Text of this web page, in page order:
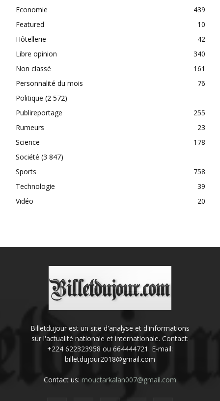
Economie
439
Featured
10
Hôtellerie
42
Libre opinion
340
Non classé
161
Personnalité du mois
76
Politique (2 572)
Publireportage
255
Rumeurs
23
Science
178
Société (3 847)
Sports
758
Technologie
39
Vidéo
20
Billetdujour est un site d'analyse et d'informations
sur l'actualité nationale et internationale. Contact:
+224 622323958 ou 664444721. E-mail:
billetdujour2018@gmail.com
Contact us: mouctarkalan007@gmail.com